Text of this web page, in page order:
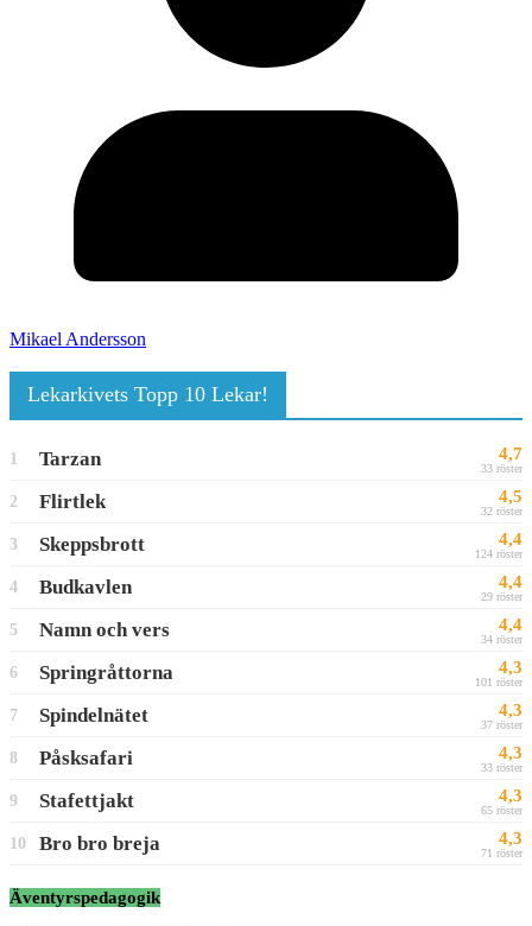
Mikael Andersson
Lekarkivets Topp 10 Lekar!
1 Tarzan 4,7
33 röster
2 Flirtlek 4,5
32 röster
3 Skeppsbrott 4,4
124 röster
4 Budkavlen 4,4
29 röster
5 Namn och vers 4,4
34 röster
6 Springråttorna 4,3
101 röster
7 Spindelnätet 4,3
37 röster
8 Påsksafari 4,3
33 röster
9 Stafettjakt 4,3
65 röster
10 Bro bro breja 4,3
71 röster
Äventyrspedagogik